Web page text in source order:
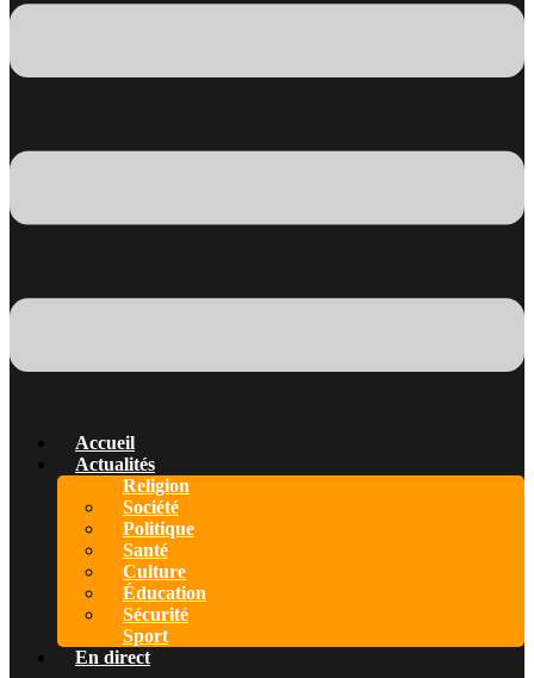
Accueil
Actualités
Religion
Société
Politique
Santé
Culture
Éducation
Sécurité
Sport
En direct